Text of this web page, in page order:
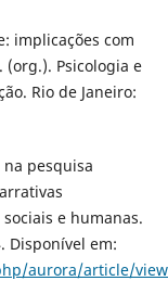
implicações com
(org.). Psicologia e
Rio de Janeiro:
na pesquisa
e humanas.
Disponível em:
aurora/article/